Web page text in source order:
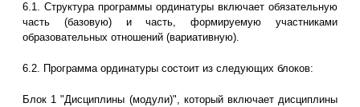
6.1. Структура программы ординатуры включает обязательную
часть (базовую) и часть, формируемую участниками
образовательных отношений (вариативную).
6.2. Программа ординатуры состоит из следующих блоков:
Блок 1 "Дисциплины (модули)", который включает дисциплины